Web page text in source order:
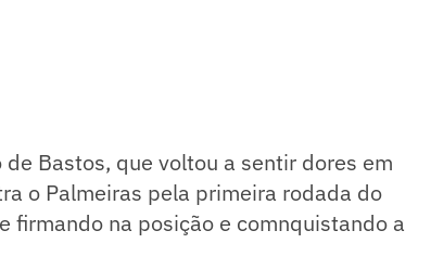
Bastos, que voltou a sentir dores em
o Palmeiras pela primeira rodada do
firmando na posição e comnquistando a